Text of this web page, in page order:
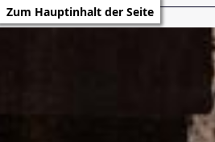
Zum Hauptinhalt der Seite